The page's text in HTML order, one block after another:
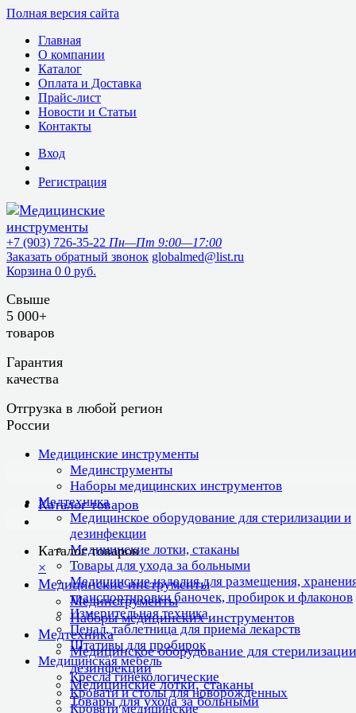
Полная версия сайта
Главная
О компании
Каталог
Оплата и Доставка
Прайс-лист
Новости и Статьи
Контакты
Вход
Регистрация
+7 (903) 726-35-22 Пн—Пт 9:00—17:00
Заказать обратный звонок globalmed@list.ru
Корзина 0 0 руб.
Свыше
5 000+
товаров
Гарантия
качества
Отгрузка в любой регион
России
Медицинские инструменты
Мединструменты
Наборы медицинских инструментов
Медтехника
Медицинское оборудование для стерилизации и
дезинфекции
Медицинские лотки, стаканы
Товары для ухода за больными
Медицинские изделия для размещения,
транспортировки баночек, пробирок и флаконов
Измерительная техника
Пенал, таблетница для приема лекарств
Штативы для пробирок
Медицинская мебель
Кресла гинекологические
Кровати и столы для новорожденных
Кровати медицинские
Каталог товаров
Каталог товаров
×
Медицинские инструменты
Мединструменты
Наборы медицинских инструментов
Медтехника
Медицинское оборудование для
дезинфекции
Медицинские лотки, стаканы
Товары для ухода за больными